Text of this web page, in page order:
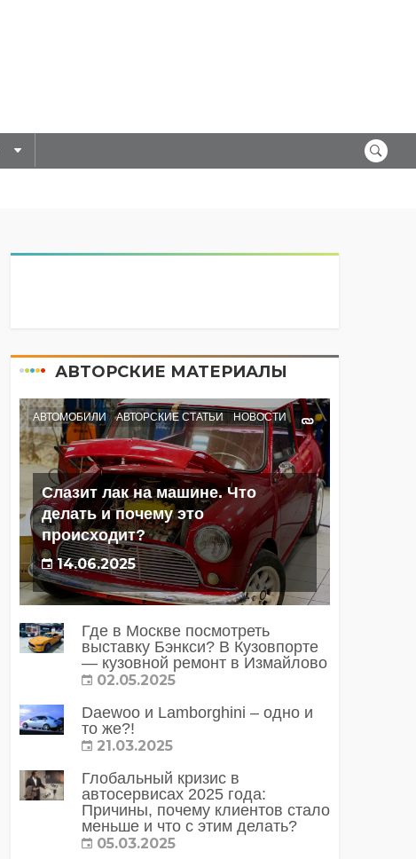
АВТОРСКИЕ МАТЕРИАЛЫ
АВТОМОБИЛИ АВТОРСКИЕ СТАТЬИ НОВОСТИ
Слазит лак на машине. Что
делать и почему это
происходит?
14.06.2025
Где в Москве посмотреть
выставку Бэнкси? В Кузовпорте
— кузовной ремонт в Измайлово
02.05.2025
Daewoo и Lamborghini – одно и
то же?!
21.03.2025
Глобальный кризис в
автосервисах 2025 года:
Причины, почему клиентов стало
меньше и что с этим делать?
05.03.2025